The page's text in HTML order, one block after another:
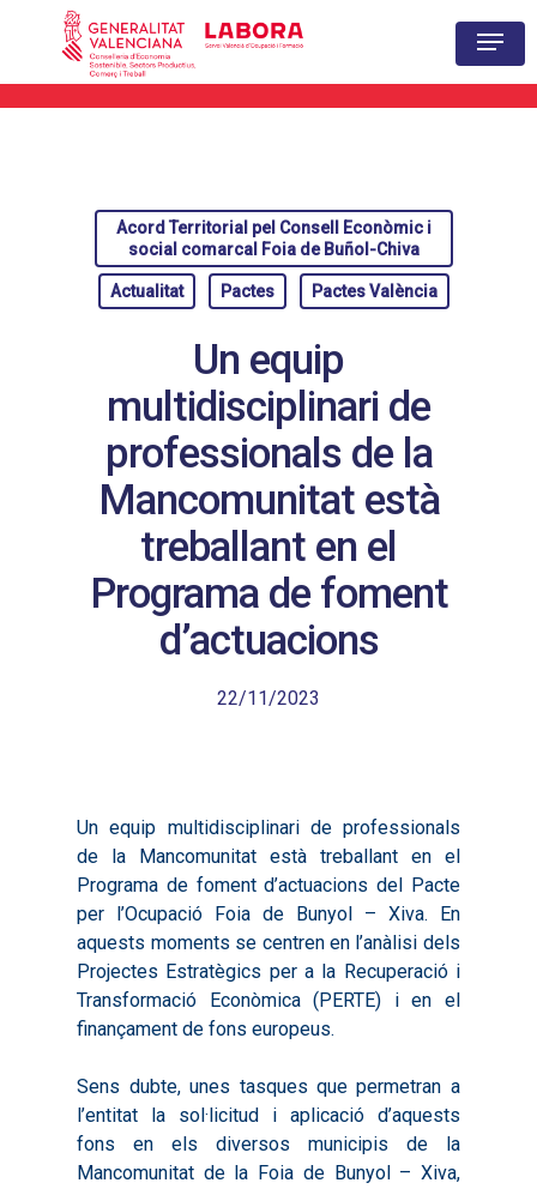
Acord Territorial pel Consell Econòmic i
social comarcal Foia de Buñol-Chiva
Actualitat Pactes Pactes València
Un equip
multidisciplinari de
professionals de la
Mancomunitat està
treballant en el
Programa de foment
d’actuacions
22/11/2023
Un equip multidisciplinari de professionals
de la Mancomunitat està treballant en el
Programa de foment d’actuacions del Pacte
per l’Ocupació Foia de Bunyol – Xiva. En
aquests moments se centren en l’anàlisi dels
Projectes Estratègics per a la Recuperació i
Transformació Econòmica (PERTE) i en el
finançament de fons europeus.
Sens dubte, unes tasques que permetran a
l’entitat la sol·licitud i aplicació d’aquests
fons en els diversos municipis de la
Mancomunitat de la Foia de Bunyol – Xiva,